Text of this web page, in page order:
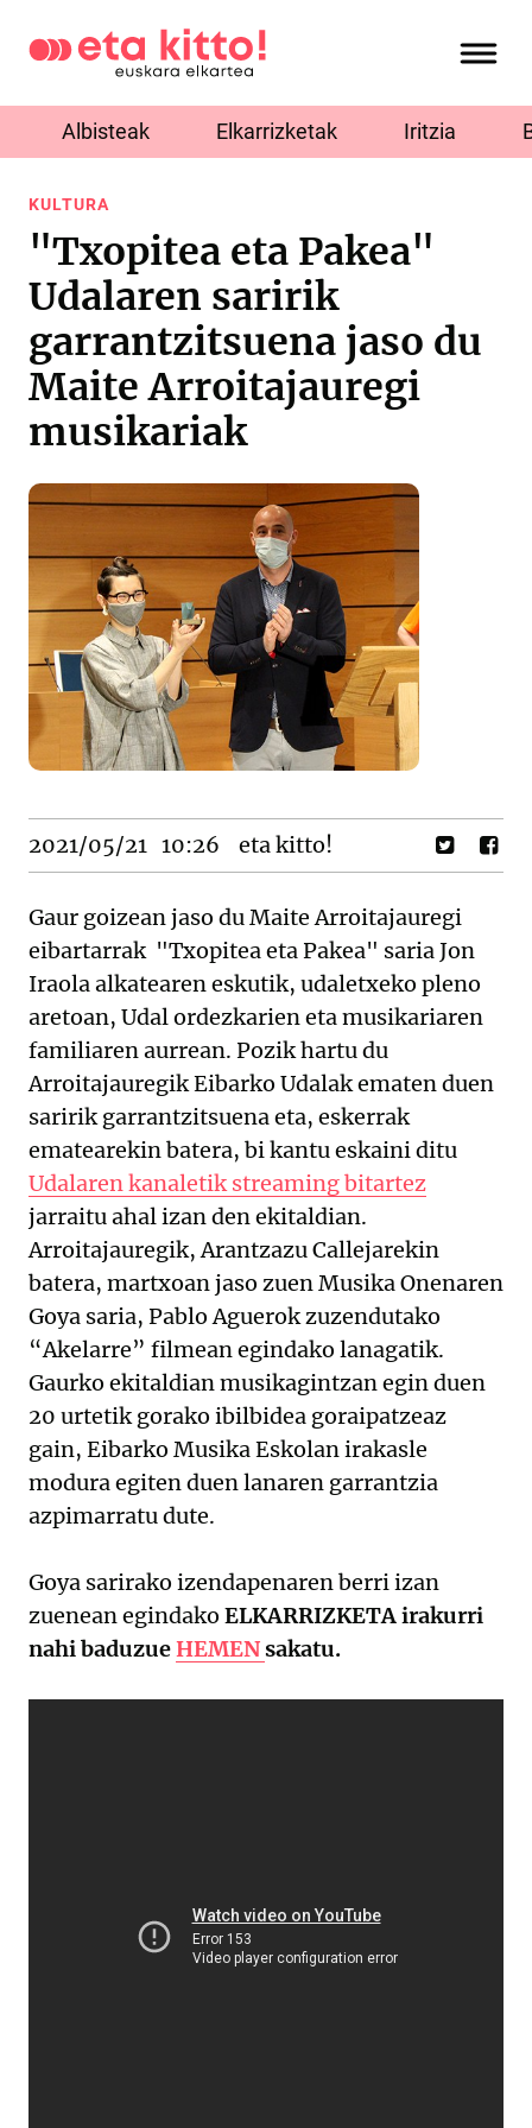
Albisteak Elkarrizketak Iritzia
KULTURA
"Txopitea eta Pakea"
Udalaren saririk
garrantzitsuena jaso du
Maite Arroitajauregi
musikariak
2021/05/21 10:26 eta kitto!
Gaur goizean jaso du Maite Arroitajauregi
eibartarrak "Txopitea eta Pakea" saria Jon
Iraola alkatearen eskutik, udaletxeko pleno
aretoan, Udal ordezkarien eta musikariaren
familiaren aurrean. Pozik hartu du
Arroitajauregik Eibarko Udalak ematen duen
saririk garrantzitsuena eta, eskerrak
ematearekin batera, bi kantu eskaini ditu
Udalaren kanaletik streaming bitartez
jarraitu ahal izan den ekitaldian.
Arroitajauregik, Arantzazu Callejarekin
batera, martxoan jaso zuen Musika Onenaren
Goya saria, Pablo Aguerok zuzendutako
“Akelarre” filmean egindako lanagatik.
Gaurko ekitaldian musikagintzan egin duen
20 urtetik gorako ibilbidea goraipatzeaz
gain, Eibarko Musika Eskolan irakasle
modura egiten duen lanaren garrantzia
azpimarratu dute.
Goya sarirako izendapenaren berri izan
zuenean egindako ELKARRIZKETA irakurri
nahi baduzueHEMENsakatu.